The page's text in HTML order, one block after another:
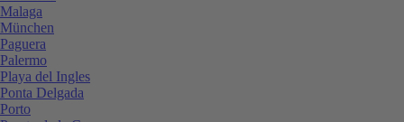
Malaga
München
Paguera
Palermo
Playa del Ingles
Ponta Delgada
Porto